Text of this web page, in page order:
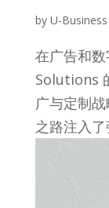
by U-
在广告和
Solutions
广与定制
之路注入了